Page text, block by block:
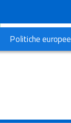
Politiche europee